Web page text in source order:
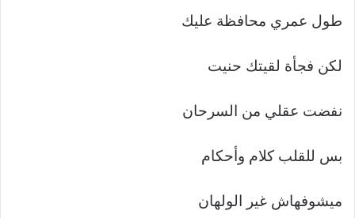
طول عمري محافظة عليك
لكن فجأة لقيتك حنيت
نفضت عقلي من السرحان
بس للقلب كلام وأحكام
ميشوفهاش غير الولهان